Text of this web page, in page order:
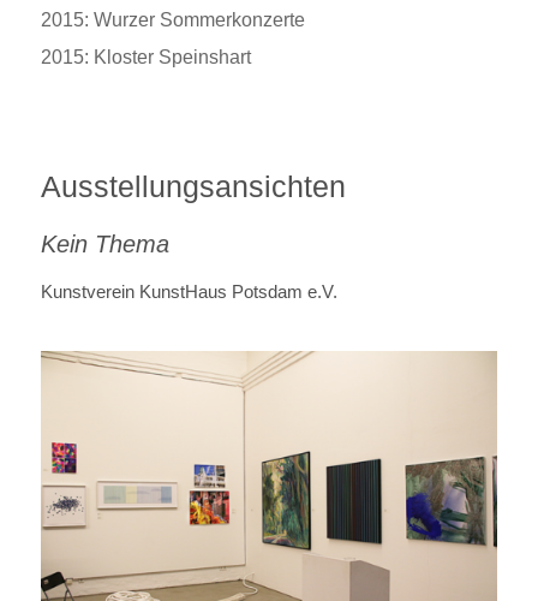
2015: Wurzer Sommerkonzerte
2015: Kloster Speinshart
Ausstellungsansichten
Kein Thema
Kunstverein KunstHaus Potsdam e.V.